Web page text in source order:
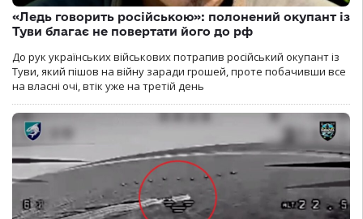
«Ледь говорить російською»: полонений окупант із
Туви благає не повертати його до рф
До рук українських військових потрапив російський окупант із
Туви, який пішов на війну заради грошей, проте побачивши все
на власні очі, втік уже на третій день